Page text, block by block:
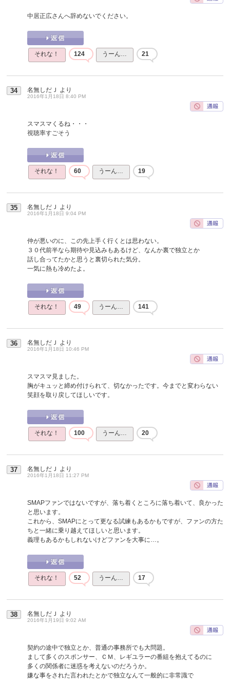
中居正広さんへ辞めないでください。
それな！ 124 うーん… 21
34 名無しだＪ より
2016年1月18日 8:40 PM
スマスマくるね・・・
視聴率すごそう
それな！ 60 うーん… 19
35 名無しだＪ より
2016年1月18日 9:04 PM
仲が悪いのに、この先上手く行くとは思わない。
３０代前半なら期待や見込みもあるけど、なんか裏で独立とか
話し合ってたかと思うと裏切られた気分。
一気に熱も冷めたよ。
それな！ 49 うーん… 141
36 名無しだＪ より
2016年1月18日 10:46 PM
スマスマ見ました。
胸がキュッと締め付けられて、切なかったです。今までと変わらない
笑顔を取り戻してほしいです。
それな！ 100 うーん… 20
37 名無しだＪ より
2016年1月18日 11:27 PM
SMAPファンではないですが、落ち着くところに落ち着いて、良かった
と思います。
これから、SMAPにとって更なる試練もあるかもですが、ファンの方た
ちと一緒に乗り越えてほしいと思います。
義理もあるかもしれないけどファンを大事に…。
それな！ 52 うーん… 17
38 名無しだＪ より
2016年1月19日 9:02 AM
契約の途中で独立とか、普通の事務所でも大問題。
まして多くのスポンサー、ＣＭ、レギユラーの番組を抱えてるのに
多くの関係者に迷惑を考えないのだろうか。
嫌な事をされた言われたとかで独立なんて一般的に非常識で